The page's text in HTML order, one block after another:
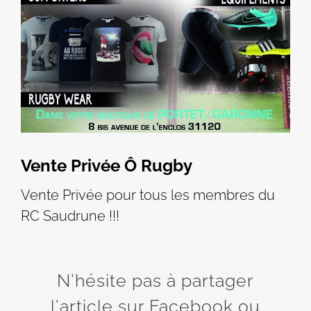
Vente Privée Ô Rugby
Vente Privée pour tous les membres du
RC Saudrune !!!
N'hésite pas à partager
l'article sur Facebook ou